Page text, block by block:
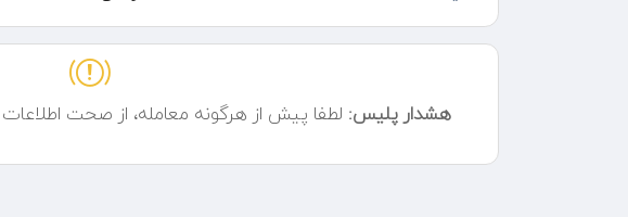
هشدار پلیس: لطفا پیش از هرگونه معامله، از صحت